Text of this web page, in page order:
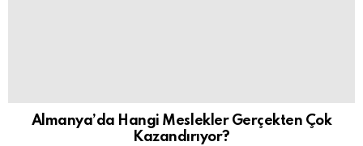
Almanya’da Hangi Meslekler Gerçekten Çok
Kazandırıyor?